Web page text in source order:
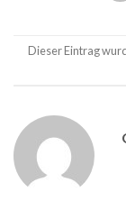
Dieser Eintrag